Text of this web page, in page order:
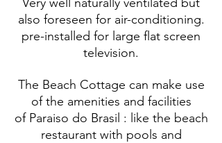
also foreseen for air-conditioning.
pre-installed for large flat screen
television.
The Beach Cottage can make use
of the amenities and facilities
of Paraiso do Brasil : like the beach
restaurant with pools and